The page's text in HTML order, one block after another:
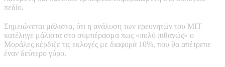
πεδίο.
Σημειώνεται μάλιστα, ότι η ανάλυση των ερευνητών του ΜΙΤ
κατέληγε μάλιστα στο συμπέρασμα πως «πολύ πιθανώς» ο
Μοράλες κέρδιζε τις εκλογές με διαφορά 10%, που θα απέτρεπε
έναν δεύτερο γύρο.